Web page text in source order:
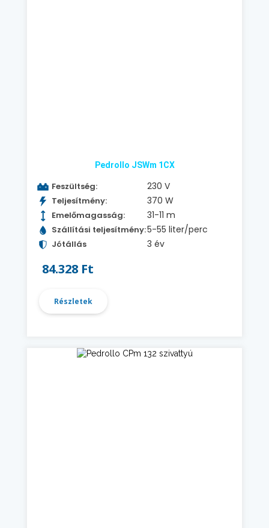
Pedrollo JSWm 1CX
Feszültség: 230 V
Teljesítmény: 370 W
Emelőmagasság: 31-11 m
Szállítási teljesítmény:5-55 liter/perc
Jótállás 3 év
84.328 Ft
Részletek